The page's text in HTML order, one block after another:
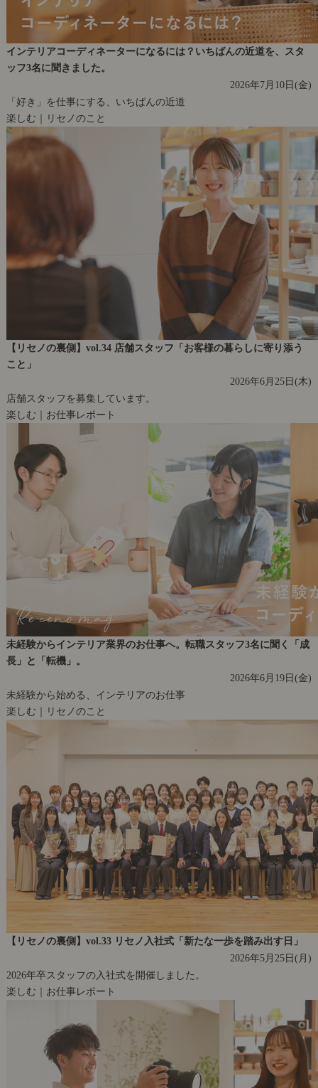
インテリアコーディネーターになるには？いちばんの近道を、スタ
ッフ3名に聞きました。
2026年7月10日(金)
「好き」を仕事にする、いちばんの近道
楽しむ｜リセノのこと
【リセノの裏側】vol.34 店舗スタッフ「お客様の暮らしに寄り添う
こと」
2026年6月25日(木)
店舗スタッフを募集しています。
楽しむ｜お仕事レポート
未経験からインテリア業界のお仕事へ。転職スタッフ3名に聞く「成
長」と「転機」。
2026年6月19日(金)
未経験から始める、インテリアのお仕事
楽しむ｜リセノのこと
【リセノの裏側】vol.33 リセノ入社式「新たな一歩を踏み出す日」
2026年5月25日(月)
2026年卒スタッフの入社式を開催しました。
楽しむ｜お仕事レポート